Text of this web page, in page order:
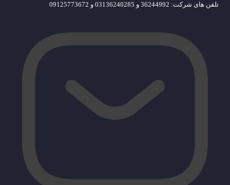
تلفن های شرکت: 36244992 و 03136240285 و 09125773672